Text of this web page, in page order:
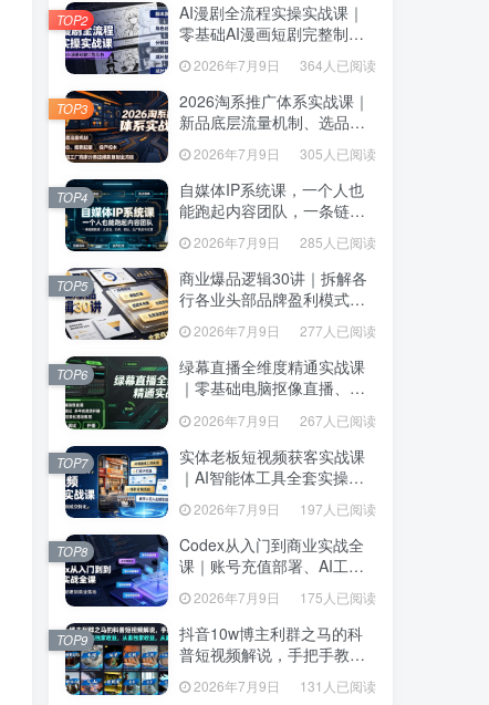
AI漫剧全流程实操实战课｜
零基础AI漫画短剧完整制
作、脚本出图成片全链路落
2026年7月9日 364人已阅读
TOP2
2026淘系推广体系实战课｜
新品底层流量机制、选品定
位、搜索起量、投产控本、
新店老店工厂商家分赛道爆
款全流程
2026年7月9日 305人已阅读
TOP3
自媒体IP系统课，一个人也
能跑起内容团队，一条链路
跑通，从定位、热点、表
达、生产到发布托管
2026年7月9日 285人已阅读
TOP4
商业爆品逻辑30讲｜拆解各
行各业头部品牌盈利模式，
吃透爆品打造、低成本传
播、长效变现全套商业思维
课
2026年7月9日 277人已阅读
TOP5
绿幕直播全维度精通实战课
｜零基础电脑抠像直播、
OBS高阶调试、多平台高清
开播、直播间视觉美化落地
教程
2026年7月9日 267人已阅读
TOP6
实体老板短视频获客实战课
｜AI智能体工具全套实操、
门店IP打造、爆款变现选
题、数字人无人出镜引流完
整教程
2026年7月9日 197人已阅读
TOP7
Codex从入门到商业实战全
课｜账号充值部署、AI工具
联动、核心功能精讲、自动
化搭建、全站项目开发零基
础教程
2026年7月9日 175人已阅读
TOP8
抖音10w博主利群之马的科
普短视频解说，手把手教你
解锁伙伴计划+精选独家收
益，从素材到成片全流程
2026年7月9日 131人已阅读
TOP9
AI漫剧全流程实操实战课｜
零基础AI漫画短剧完整制
作、脚本出图成片全链路落
地教程
2026年7月9日 364人已阅读
TOP2
2026淘系推广体系实战课｜
新品底层流量机制、选品定
位、搜索起量、投产控本、
新店老店工厂商家分赛道爆
款全流程
2026年7月9日 305人已阅读
TOP3
自媒体IP系统课，一个人也
能跑起内容团队，一条链路
跑通，从定位、热点、表
达、生产到发布托管
2026年7月9日 285人已阅读
TOP4
商业爆品逻辑30讲｜拆解各
行各业头部品牌盈利模式，
吃透爆品打造、低成本传
播、长效变现全套商业思维
课
2026年7月9日 277人已阅读
TOP5
绿幕直播全维度精通实战课
｜零基础电脑抠像直播、
开播、直播间视觉美化落地
教程
2026年7月9日 267人已阅读
TOP6
实体老板短视频获客实战课
｜AI智能体工具全套实操、
题、数字人无人出镜引流完
整教程
2026年7月9日 197人已阅读
TOP7
Codex从入门到商业实战全
课｜账号充值部署、AI工具
化搭建、全站项目开发零基
础教程
2026年7月9日 175人已阅读
TOP8
抖音10w博主利群之马的科
普短视频解说，手把手教你
益，从素材到成片全流程
2026年7月9日 131人已阅读
TOP9